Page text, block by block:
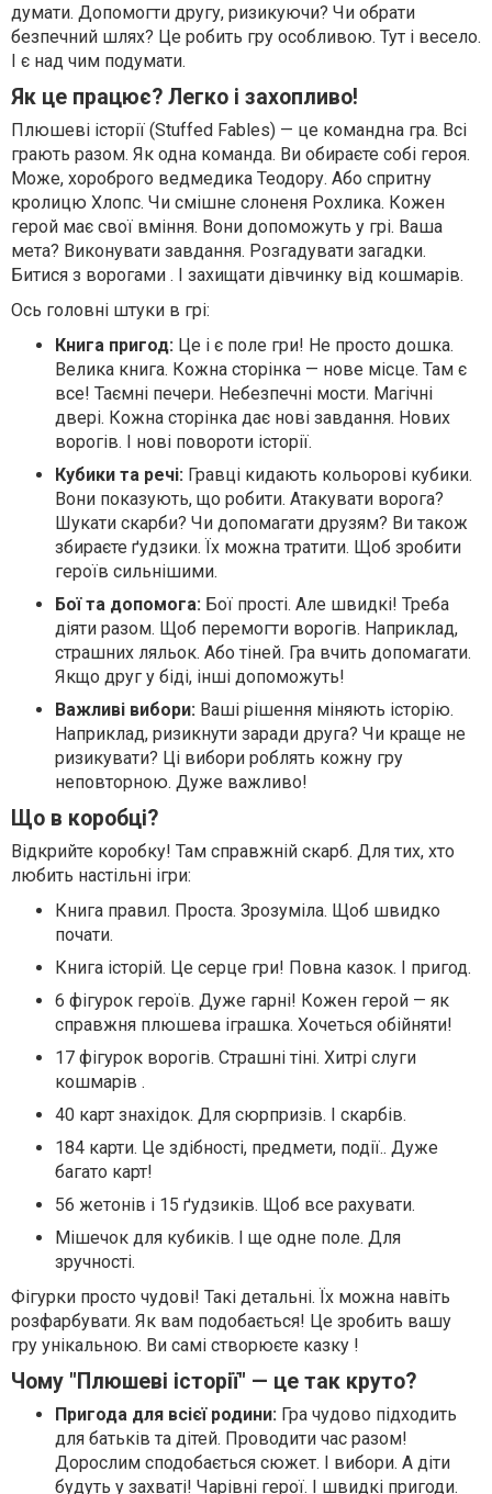
думати. Допомогти другу, ризикуючи? Чи обрати
безпечний шлях? Це робить гру особливою. Тут і весело.
І є над чим подумати.
Як це працює? Легко і захопливо!
Плюшеві історії (Stuffed Fables) — це командна гра. Всі
грають разом. Як одна команда. Ви обираєте собі героя.
Може, хороброго ведмедика Теодору. Або спритну
кролицю Хлопс. Чи смішне слоненя Рохлика. Кожен
герой має свої вміння. Вони допоможуть у грі. Ваша
мета? Виконувати завдання. Розгадувати загадки.
Битися з ворогами . І захищати дівчинку від кошмарів.
Ось головні штуки в грі:
Книга пригод: Це і є поле гри! Не просто дошка.
Велика книга. Кожна сторінка — нове місце. Там є
все! Таємні печери. Небезпечні мости. Магічні
двері. Кожна сторінка дає нові завдання. Нових
ворогів. І нові повороти історії.
Кубики та речі: Гравці кидають кольорові кубики.
Вони показують, що робити. Атакувати ворога?
Шукати скарби? Чи допомагати друзям? Ви також
збираєте ґудзики. Їх можна тратити. Щоб зробити
героїв сильнішими.
Бої та допомога: Бої прості. Але швидкі! Треба
діяти разом. Щоб перемогти ворогів. Наприклад,
страшних ляльок. Або тіней. Гра вчить допомагати.
Якщо друг у біді, інші допоможуть!
Важливі вибори: Ваші рішення міняють історію.
Наприклад, ризикнути заради друга? Чи краще не
ризикувати? Ці вибори роблять кожну гру
неповторною. Дуже важливо!
Що в коробці?
Відкрийте коробку! Там справжній скарб. Для тих, хто
любить настільні ігри:
Книга правил. Проста. Зрозуміла. Щоб швидко
почати.
Книга історій. Це серце гри! Повна казок. І пригод.
6 фігурок героїв. Дуже гарні! Кожен герой — як
справжня плюшева іграшка. Хочеться обійняти!
17 фігурок ворогів. Страшні тіні. Хитрі слуги
кошмарів .
40 карт знахідок. Для сюрпризів. І скарбів.
184 карти. Це здібності, предмети, події.. Дуже
багато карт!
56 жетонів і 15 ґудзиків. Щоб все рахувати.
Мішечок для кубиків. І ще одне поле. Для
зручності.
Фігурки просто чудові! Такі детальні. Їх можна навіть
розфарбувати. Як вам подобається! Це зробить вашу
гру унікальною. Ви самі створюєте казку !
Чому "Плюшеві історії" — це так круто?
Пригода для всієї родини: Гра чудово підходить
для батьків та дітей. Проводити час разом!
Дорослим сподобається сюжет. І вибори. А діти
будуть у захваті! Чарівні герої. І швидкі пригоди.